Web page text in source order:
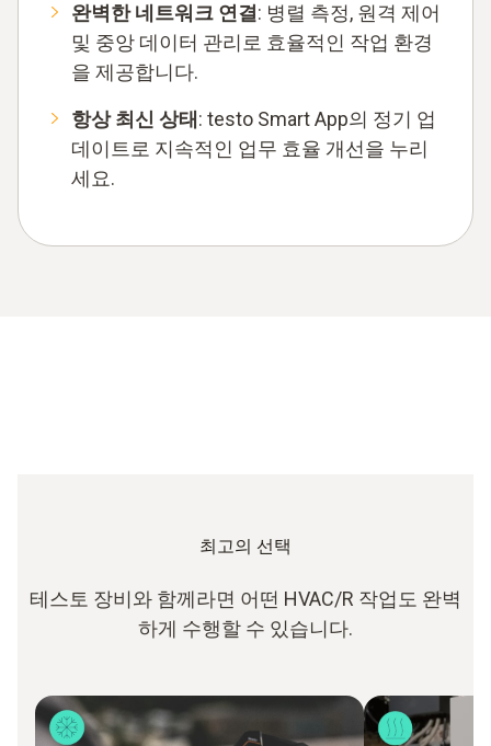
완벽한 네트워크 연결: 병렬 측정, 원격 제어
및 중앙 데이터 관리로 효율적인 작업 환경
을 제공합니다.
항상 최신 상태 : testo Smart App의 정기 업
데이트로 지속적인 업무 효율 개선을 누리
세요.
최고의 선택
테스토 장비와 함께라면 어떤 HVAC/R 작업도 완벽
하게 수행할 수 있습니다.